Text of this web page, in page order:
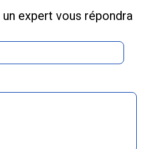
un expert vous répondra